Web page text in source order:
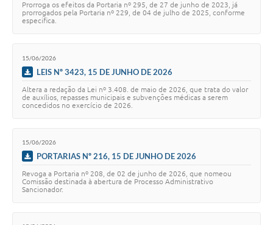
Prorroga os efeitos da Portaria nº 295, de 27 de junho de 2023, já
prorrogados pela Portaria nº 229, de 04 de julho de 2025, conforme
especifica.
15/06/2026
LEIS Nº 3423, 15 DE JUNHO DE 2026
Altera a redação da Lei nº 3.408. de maio de 2026, que trata do valor
de auxílios, repasses municipais e subvenções médicas a serem
concedidos no exercício de 2026.
15/06/2026
PORTARIAS Nº 216, 15 DE JUNHO DE 2026
Revoga a Portaria nº 208, de 02 de junho de 2026, que nomeou
Comissão destinada à abertura de Processo Administrativo
Sancionador.